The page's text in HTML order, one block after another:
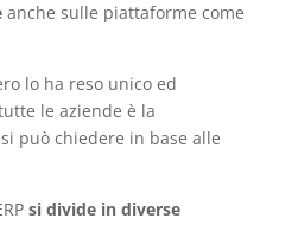
anche sulle piattaforme come
lo ha reso unico ed
le aziende è la
può chiedere in base alle
si divide in diverse